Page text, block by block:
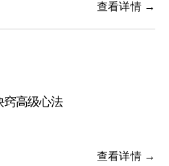
查看详情 →
窍高级心法
查看详情 →